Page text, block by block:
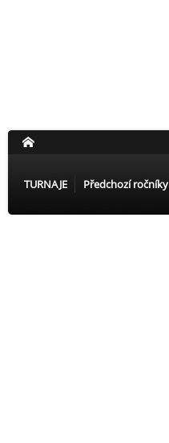
TURNAJE Předchozí ročníky